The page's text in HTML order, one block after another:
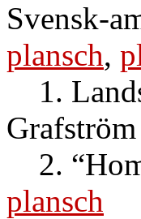
Svensk-
plansch,
1.
Grafström
2.
plansch